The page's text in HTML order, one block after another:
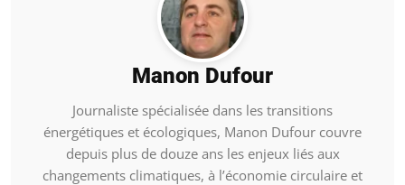
Manon Dufour
Journaliste spécialisée dans les transitions
énergétiques et écologiques, Manon Dufour couvre
depuis plus de douze ans les enjeux liés aux
changements climatiques, à l’économie circulaire et